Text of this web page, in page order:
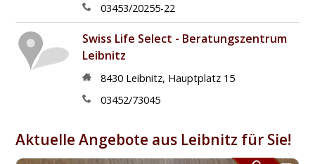
03453/20255-22
Swiss Life Select - Beratungszentrum
Leibnitz
8430 Leibnitz, Hauptplatz 15
03452/73045
Aktuelle Angebote aus Leibnitz für Sie!